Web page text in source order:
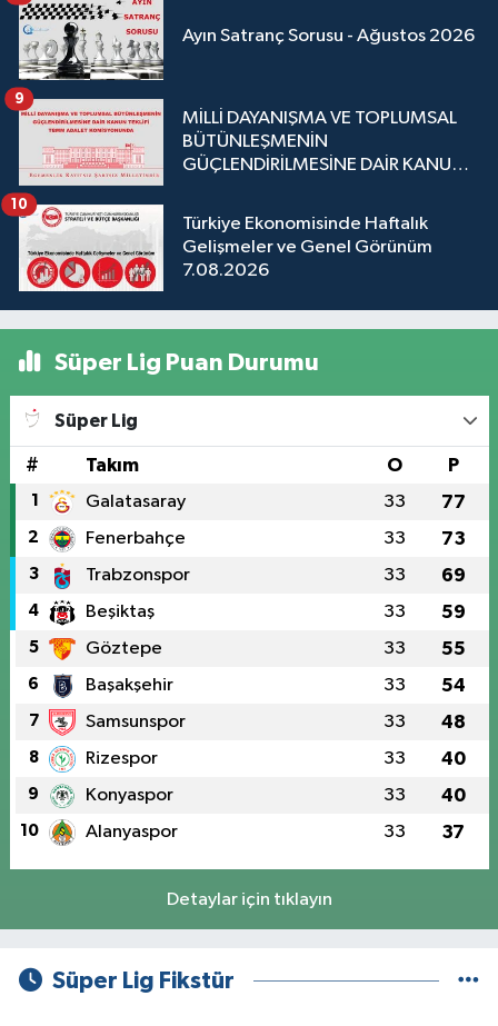
Ayın Satranç Sorusu - Ağustos 2026
MİLLİ DAYANIŞMA VE TOPLUMSAL
BÜTÜNLEŞMENİN
GÜÇLENDİRİLMESİNE DAİR KANUN
9
Türkiye Ekonomisinde Haftalık
Gelişmeler ve Genel Görünüm
7.08.2026
10
Süper Lig Puan Durumu
Süper Lig
# Takım O P
1 Galatasaray 33 77
2 Fenerbahçe 33 73
3 Trabzonspor 33 69
4 Beşiktaş 33 59
5 Göztepe 33 55
6 Başakşehir 33 54
7 Samsunspor 33 48
8 Rizespor 33 40
9 Konyaspor 33 40
10 Alanyaspor 33 37
Detaylar için tıklayın
Süper Lig Fikstür